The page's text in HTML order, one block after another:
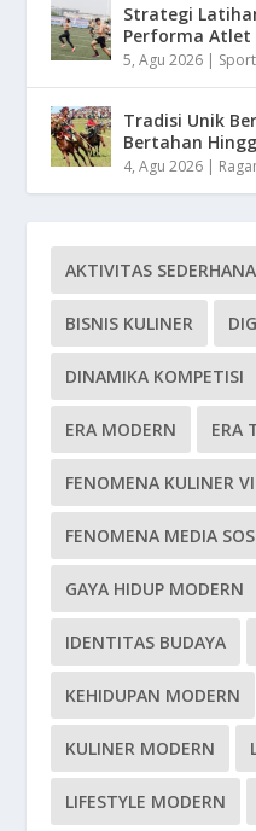
Strategi
Performa Atlet
5, Agu 2026 | Sport
Tradisi Unik
Bertahan
4, Agu 2026 |
AKTIVITAS SEDERHANA
BISNIS KULINER
DINAMIKA KOMPETISI
ERA MODERN ERA
FENOMENA KULINER
FENOMENA MEDIA
GAYA HIDUP MODERN
IDENTITAS BUDAYA
KEHIDUPAN MODERN
KULINER MODERN
LIFESTYLE MODERN